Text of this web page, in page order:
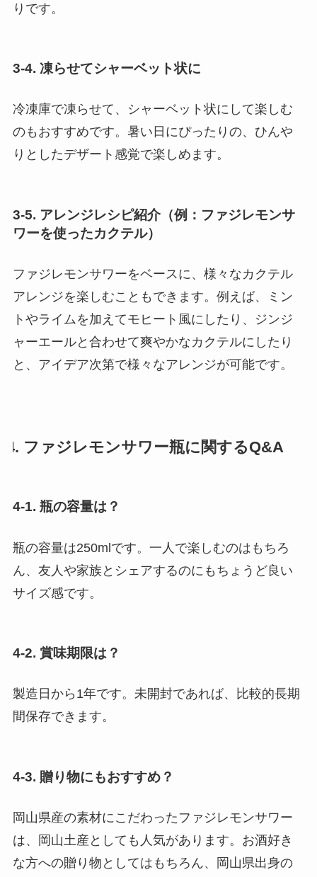
りです。
3-4. 凍らせてシャーベット状に
冷凍庫で凍らせて、シャーベット状にして楽しむ
のもおすすめです。暑い日にぴったりの、ひんや
りとしたデザート感覚で楽しめます。
3-5. アレンジレシピ紹介（例：ファジレモンサ
ワーを使ったカクテル）
ファジレモンサワーをベースに、様々なカクテル
アレンジを楽しむこともできます。例えば、ミン
トやライムを加えてモヒート風にしたり、ジンジ
ャーエールと合わせて爽やかなカクテルにしたり
と、アイデア次第で様々なアレンジが可能です。
4. ファジレモンサワー瓶に関するQ&A
4-1. 瓶の容量は？
瓶の容量は250mlです。一人で楽しむのはもちろ
ん、友人や家族とシェアするのにもちょうど良い
サイズ感です。
4-2. 賞味期限は？
製造日から1年です。未開封であれば、比較的長期
間保存できます。
4-3. 贈り物にもおすすめ？
岡山県産の素材にこだわったファジレモンサワー
は、岡山土産としても人気があります。お酒好き
な方への贈り物としてはもちろん、岡山県出身の